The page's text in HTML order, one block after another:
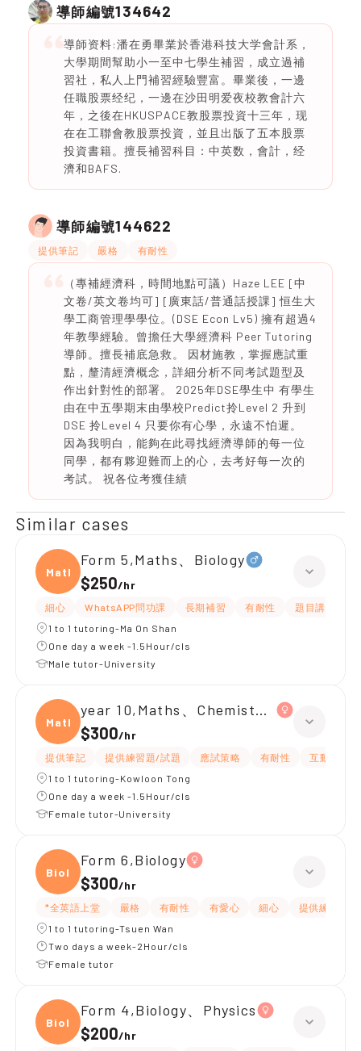
導師編號134642
導師资料:潘在勇畢業於香港科技大学會計系，
大學期間幫助小一至中七學生補習，成立過補
習社，私人上門補習經驗豐富。畢業後，一邊
任職股票经纪，一邊在沙田明爱夜校教會計六
年，之後在HKUSPACE教股票投資十三年，现
在在工聯會教股票投資，並且出版了五本股票
投資書籍。擅長補習科目：中英数，會計，经
濟和BAFS.
導師編號144622
提供筆記 嚴格 有耐性
（專補經濟科，時間地點可議）Haze LEE [中
文卷/英文卷均可] [廣東話/普通話授課] 恒生大
學工商管理學學位。(DSE Econ Lv5) 擁有超過4
年教學經驗。曾擔任大學經濟科 Peer Tutoring
導師。擅長補底急救。 因材施教，掌握應試重
點，釐清經濟概念，詳細分析不同考試題型及
作出針對性的部署。 2025年DSE學生中 有學生
由在中五學期末由學校Predict拎Level 2 升到
DSE 拎Level 4 只要你有心學，永遠不怕遲。
因為我明白，能夠在此尋找經濟導師的每一位
同學，都有夥迎難而上的心，去考好每一次的
考試。 祝各位考獲佳績
Similar cases
Maths
Form 5,Maths、Biology
$250/hr
細心 WhatsAPP問功課 長期補習 有耐性 題目講解
1 to 1 tutoring-Ma On Shan
One day a week -1.5Hour/cls
Male tutor-University
Maths
year 10,Maths、Chemistry、Biology
$300/hr
提供筆記 提供練習題/試題 應試策略 有耐性
互動教學
1 to 1 tutoring-Kowloon Tong
One day a week -1.5Hour/cls
Female tutor-University
Biolo
Form 6,Biology
$300/hr
*全英語上堂 嚴格 有耐性 有愛心 細心
提供練習題/
1 to 1 tutoring-Tsuen Wan
Two days a week-2Hour/cls
Female tutor
Biolo
Form 4,Biology、Physics
$200/hr